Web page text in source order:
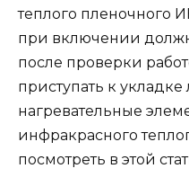
теплого пленочного
при включении
после проверки
приступать к укладке
нагревательные
инфракрасного
посмотреть в этой